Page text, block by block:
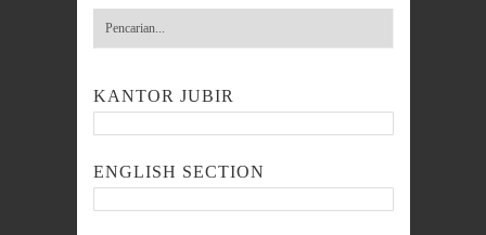
KANTOR JUBIR
ENGLISH SECTION